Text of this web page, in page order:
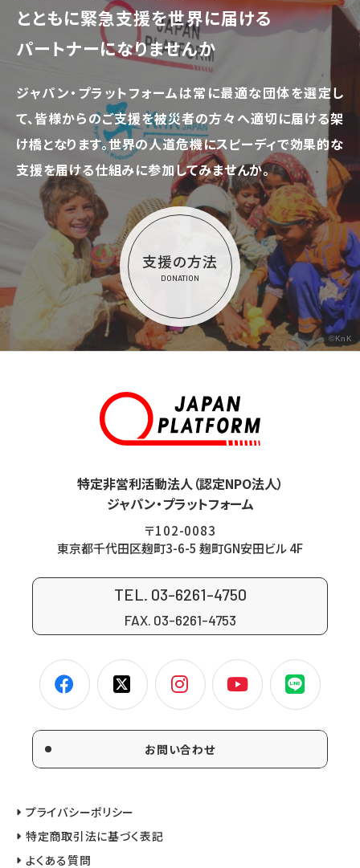
とともに緊急支援を世界に届ける
パートナーになりませんか
ジャパン・プラットフォームは常に最適な団体を選定し
て、皆様からのご支援を被災者の方々へ適切に届ける架
け橋となります。世界の人道危機にスピーディで効果的な
支援を届ける仕組みに参加してみませんか。
支援の方法
DONATION
©KnK
特定非営利活動法人（認定NPO法人）
ジャパン・プラットフォーム
〒102-0083
東京都千代田区麹町3-6-5 麹町GN安田ビル 4F
TEL. 03-6261-4750
FAX. 03-6261-4753
お問い合わせ
プライバシーポリシー
特定商取引法に基づく表記
よくある質問